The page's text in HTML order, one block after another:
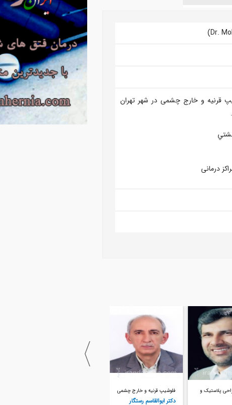
قرنیه و خارج چشمی در شهر تهران
درمانی
و خارج چشمی
رستگار
متخصص چشم
دکتر محمدتقی شاکری